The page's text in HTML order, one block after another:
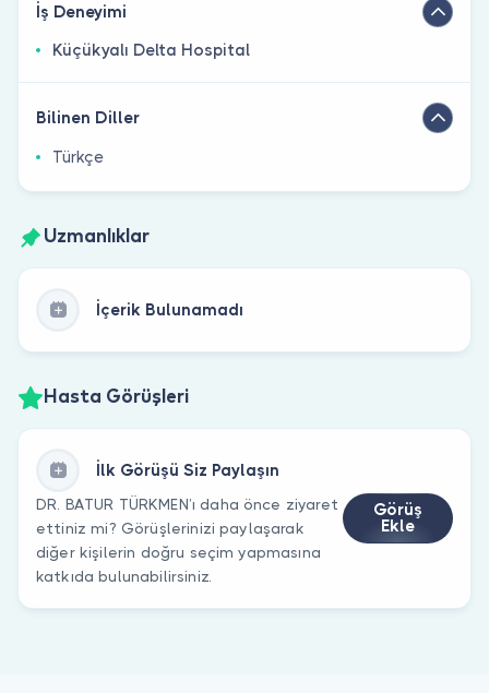
İş Deneyimi
Küçükyalı Delta Hospital
Bilinen Diller
Türkçe
Uzmanlıklar
İçerik Bulunamadı
Hasta Görüşleri
İlk Görüşü Siz Paylaşın
DR. BATUR TÜRKMEN’ı daha önce ziyaret
ettiniz mi? Görüşlerinizi paylaşarak
diğer kişilerin doğru seçim yapmasına
katkıda bulunabilirsiniz.
Görüş
Ekle